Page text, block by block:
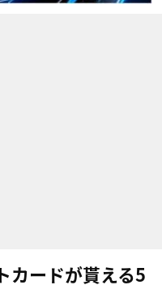
カードが貰える5